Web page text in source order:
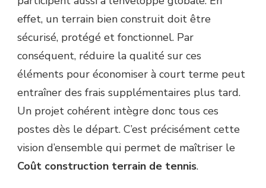
effet, un terrain bien construit doit être
sécurisé, protégé et fonctionnel. Par
conséquent, réduire la qualité sur ces
éléments pour économiser à court terme peut
entraîner des frais supplémentaires plus tard.
Un projet cohérent intègre donc tous ces
postes dès le départ. C’est précisément cette
vision d’ensemble qui permet de maîtriser le
Coût construction terrain de tennis.